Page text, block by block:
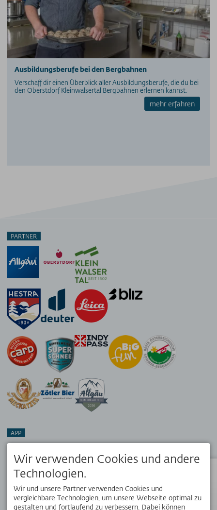
Ausbildungsberufe bei den Bergbahnen
Verschaff dir einen Überblick aller Ausbildungsberufe, die du bei
den Oberstdorf Kleinwalsertal Bergbahnen erlernen kannst.
mehr erfahren
PARTNER
APP
Dein Reisebegleiter vor Ort. Hol dir die kostenlose OK Bergbahnen
App!
SOCIAL MEDIA
Wir verwenden Cookies und andere
Technologien.
Wir und unsere Partner verwenden Cookies und
vergleichbare Technologien, um unsere Webseite optimal zu
gestalten und fortlaufend zu verbessern. Dabei können